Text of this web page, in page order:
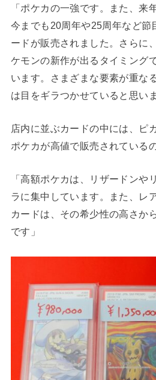
「ポケカの一強です。また、来
今までも20周年や25周年など節
ードが販売されました。さらに
ケモンの新作が出るタイミン
います。さまざまな要素が重な
は目をギラつかせていると思い
店内に並ぶカードの中には、ピ
ポケカが高値で販売されている
「高額ポケカは、リザードンや
ラに集中しています。また、レ
カードは、その希少性の高さか
です」